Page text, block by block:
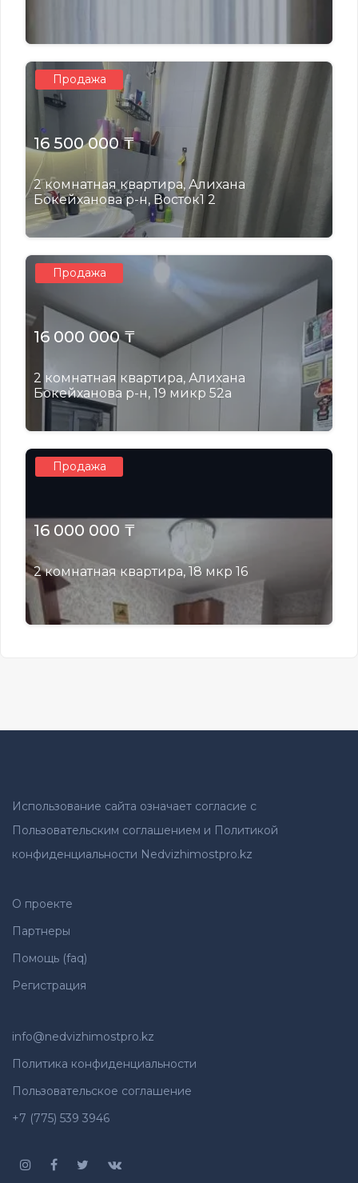
Продажа
16 500 000 ₸
2 комнатная квартира, Алихана
Бокейханова р-н, Восток1 2
Продажа
16 000 000 ₸
2 комнатная квартира, Алихана
Бокейханова р-н, 19 микр 52а
Продажа
16 000 000 ₸
2 комнатная квартира, 18 мкр 16
Использование сайта означает согласие с
Пользовательским соглашением и Политикой
конфиденциальности Nedvizhimostpro.kz
О проекте
Партнеры
Помощь (faq)
Регистрация
info@nedvizhimostpro.kz
Политика конфиденциальности
Пользовательское соглашение
+7 (775) 539 3946